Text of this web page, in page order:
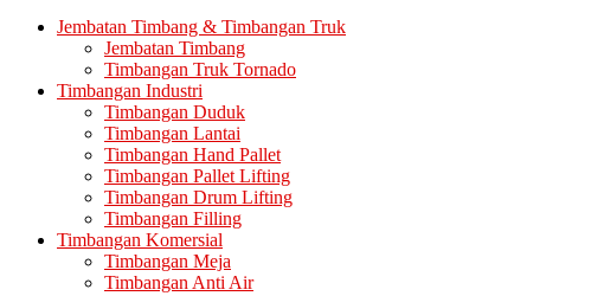
Jembatan Timbang & Timbangan Truk
Jembatan Timbang
Timbangan Truk Tornado
Timbangan Industri
Timbangan Duduk
Timbangan Lantai
Timbangan Hand Pallet
Timbangan Pallet Lifting
Timbangan Drum Lifting
Timbangan Filling
Timbangan Komersial
Timbangan Meja
Timbangan Anti Air